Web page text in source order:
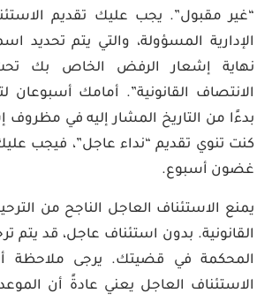
“غير مقبول”. يجب عليك تقديم
الإدارية المسؤولة، والتي يتم تحديد
نهاية إشعار الرفض الخاص بك
الانتصاف القانونية”. أمامك أسبوعان
بدءًا من التاريخ المشار إليه في مظروف
كنت تنوي تقديم “نداء عاجل”، فيجب
غضون أسبوع.
يمنع الاستئناف العاجل الناجح من
القانونية. بدون استئناف عاجل، قد يتم
المحكمة في قضيتك. يرجى ملاحظة
الاستئناف العاجل يعني عادةً أن الموعد